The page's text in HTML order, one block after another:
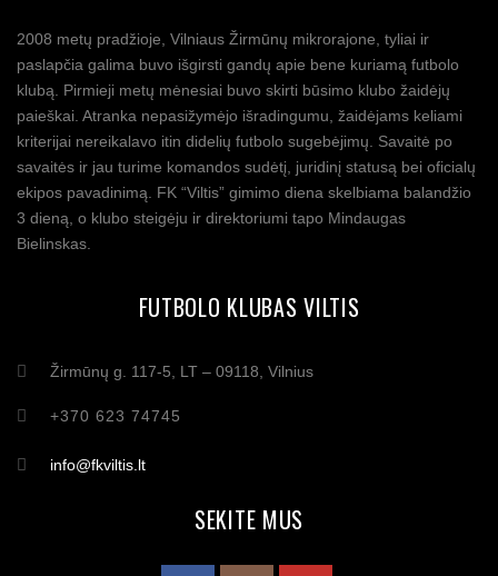
2008 metų pradžioje, Vilniaus Žirmūnų mikrorajone, tyliai ir
paslapčia galima buvo išgirsti gandų apie bene kuriamą futbolo
klubą. Pirmieji metų mėnesiai buvo skirti būsimo klubo žaidėjų
paieškai. Atranka nepasižymėjo išradingumu, žaidėjams keliami
kriterijai nereikalavo itin didelių futbolo sugebėjimų. Savaitė po
savaitės ir jau turime komandos sudėtį, juridinį statusą bei oficialų
ekipos pavadinimą. FK “Viltis” gimimo diena skelbiama balandžio
3 dieną, o klubo steigėju ir direktoriumi tapo Mindaugas
Bielinskas.
FUTBOLO KLUBAS VILTIS
Žirmūnų g. 117-5, LT – 09118, Vilnius
+370 623 74745
info@fkviltis.lt
SEKITE MUS